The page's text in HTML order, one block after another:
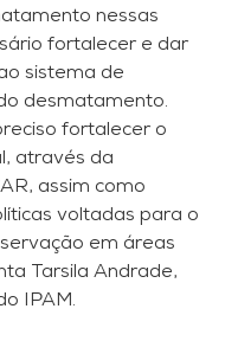
nessas
fortalecer e dar
sistema de
desmatamento.
fortalecer o
através da
assim como
voltadas para o
em áreas
Tarsila Andrade,
IPAM.